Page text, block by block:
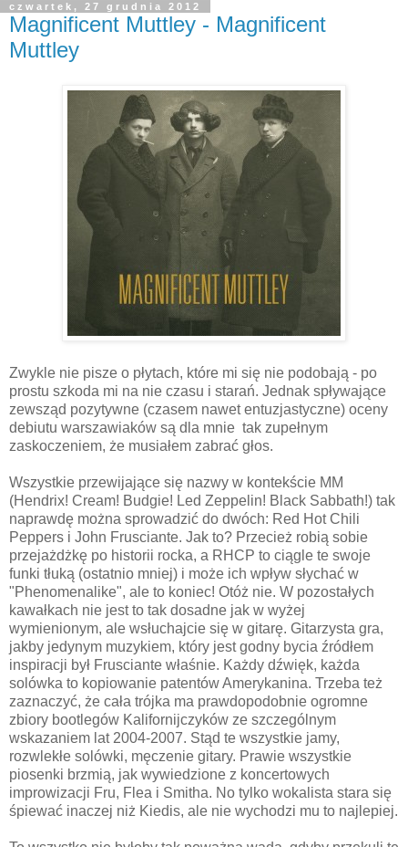
czwartek, 27 grudnia 2012
Magnificent Muttley - Magnificent
Muttley
Zwykle nie pisze o płytach, które mi się nie podobają - po
prostu szkoda mi na nie czasu i starań. Jednak spływające
zewsząd pozytywne (czasem nawet entuzjastyczne) oceny
debiutu warszawiaków są dla mnie tak zupełnym
zaskoczeniem, że musiałem zabrać głos.
Wszystkie przewijające się nazwy w kontekście MM
(Hendrix! Cream! Budgie! Led Zeppelin! Black Sabbath!) tak
naprawdę można sprowadzić do dwóch: Red Hot Chili
Peppers i John Frusciante. Jak to? Przecież robią sobie
przejażdżkę po historii rocka, a RHCP to ciągle te swoje
funki tłuką (ostatnio mniej) i może ich wpływ słychać w
"Phenomenalike", ale to koniec! Otóż nie. W pozostałych
kawałkach nie jest to tak dosadne jak w wyżej
wymienionym, ale wsłuchajcie się w gitarę. Gitarzysta gra,
jakby jedynym muzykiem, który jest godny bycia źródłem
inspiracji był Frusciante właśnie. Każdy dźwięk, każda
solówka to kopiowanie patentów Amerykanina. Trzeba też
zaznaczyć, że cała trójka ma prawdopodobnie ogromne
zbiory bootlegów Kalifornijczyków ze szczególnym
wskazaniem lat 2004-2007. Stąd te wszystkie jamy,
rozwlekłe solówki, męczenie gitary. Prawie wszystkie
piosenki brzmią, jak wywiedzione z koncertowych
improwizacji Fru, Flea i Smitha. No tylko wokalista stara się
śpiewać inaczej niż Kiedis, ale nie wychodzi mu to najlepiej.